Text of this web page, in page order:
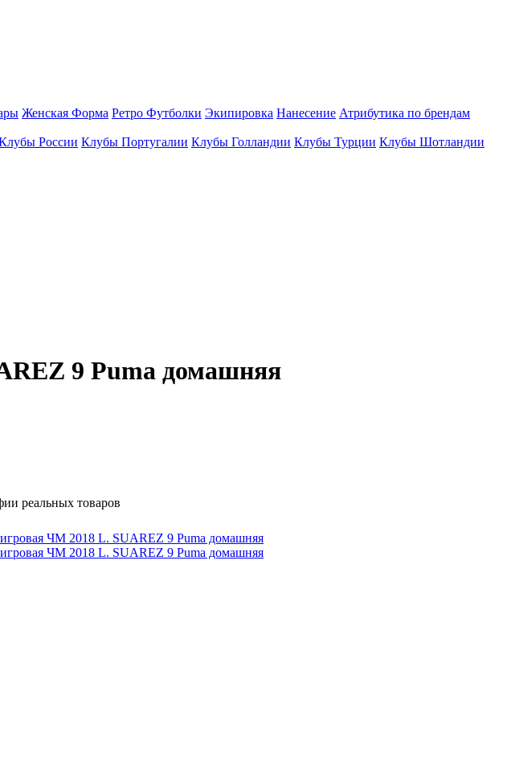
Женская Форма Ретро Футболки Экипировка Нанесение Атрибутика по брендам
России Клубы Португалии Клубы Голландии Клубы Турции Клубы Шотландии
9 Puma домашняя
реальных товаров